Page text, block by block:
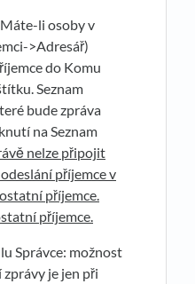
li osoby v
>Adresář)
do Komu
Seznam
bude zpráva
na Seznam
nelze připojit
příjemce v
příjemce.
příjemce.
Správce: možnost
je jen při